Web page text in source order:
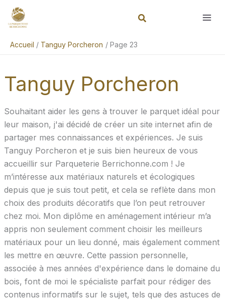
Accueil
Tanguy Porcheron Page 23
Tanguy Porcheron
Souhaitant aider les gens à trouver le parquet idéal pour
leur maison, j'ai décidé de créer un site internet afin de
partager mes connaissances et expériences. Je suis
Tanguy Porcheron et je suis bien heureux de vous
accueillir sur Parqueterie Berrichonne.com ! Je
m’intéresse aux matériaux naturels et écologiques
depuis que je suis tout petit, et cela se reflète dans mon
choix des produits décoratifs que l’on peut retrouver
chez moi. Mon diplôme en aménagement intérieur m’a
appris non seulement comment choisir les meilleurs
matériaux pour un lieu donné, mais également comment
les mettre en œuvre. Cette passion personnelle,
associée à mes années d'expérience dans le domaine du
bois, font de moi le spécialiste parfait pour rédiger des
contenus informatifs sur le sujet, tels que des astuces de
Rechercher